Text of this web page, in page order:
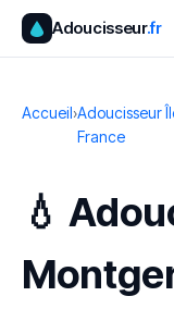
Adoucisseur.fr
Accueil›Adoucisseur
France
💧